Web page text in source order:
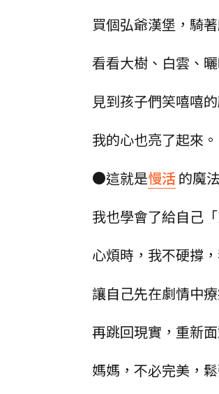
買個弘爺漢堡，騎
看看大樹、白雲、
見到孩子們笑嘻嘻的
我的心也亮了起來。
●這就是慢活的魔
我也學會了給自己
心煩時，我不硬撐
讓自己先在劇情中
再跳回現實，重新
媽媽，不必完美，